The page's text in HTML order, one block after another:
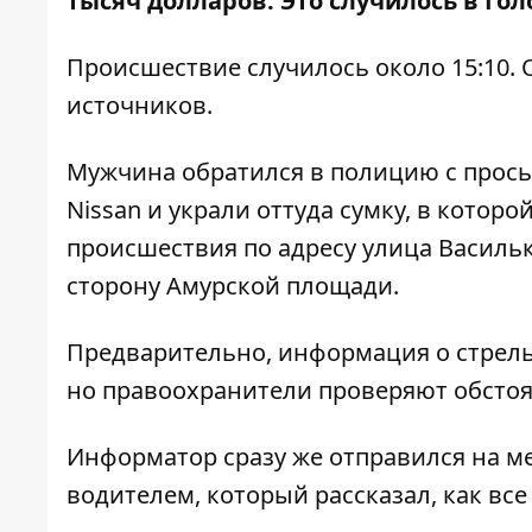
Происшествие случилось около 15:10.
источников.
Мужчина обратился в полицию с
Nissan и украли оттуда сумку, в
происшествия по адресу улица
сторону Амурской площади.
Предварительно, информация о
но правоохранители проверяют
Информатор сразу же отправился на
водителем, который рассказал, как